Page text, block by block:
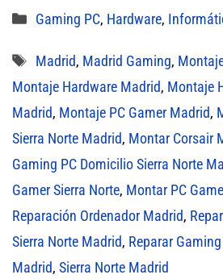
Categorías
Gaming PC, Hardware,
Etiquetas
Madrid, Madrid Gaming,
Montaje Hardware Madrid, Montaje
Madrid, Montaje PC Gamer Madrid,
Sierra Norte Madrid, Montar Corsair
Gaming PC Domicilio Sierra Norte
Gamer Sierra Norte, Montar PC
Reparación Ordenador Madrid,
Sierra Norte Madrid, Reparar
Madrid, Sierra Norte Madrid